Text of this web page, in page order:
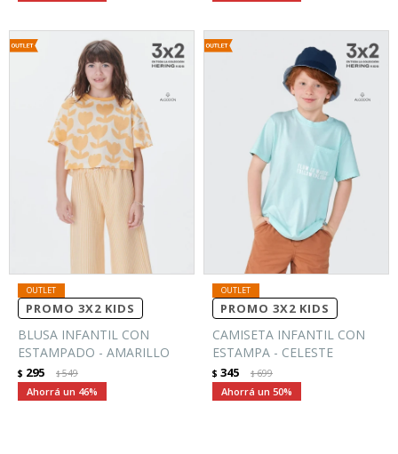
PROMO 3X2 KIDS
BLUSA INFANTIL CON
ESTAMPADO - AMARILLO
$ 295 $549
46
PROMO 3X2 KIDS
CAMISETA INFANTIL CON
ESTAMPA - CELESTE
$ 345 $699
50